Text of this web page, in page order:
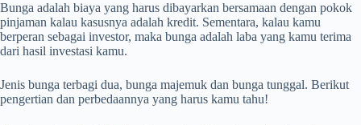
Bunga adalah biaya yang harus dibayarkan bersamaan dengan pokok
pinjaman kalau kasusnya adalah kredit. Sementara, kalau kamu
berperan sebagai investor, maka bunga adalah laba yang kamu terima
dari hasil investasi kamu.
Jenis bunga terbagi dua, bunga majemuk dan bunga tunggal. Berikut
pengertian dan perbedaannya yang harus kamu tahu!